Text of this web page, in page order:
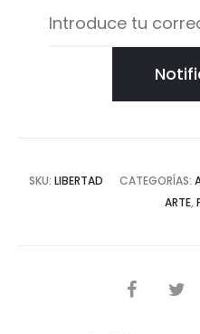
SKU: LIBERTAD CATEGORÍAS:
ARTE,
COMPARTIR